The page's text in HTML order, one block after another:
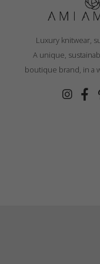
Luxury knitwear,
A unique,
boutique brand, in a